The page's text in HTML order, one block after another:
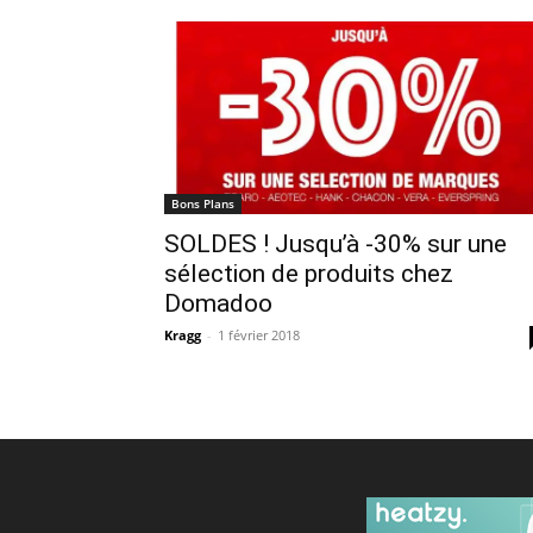
Bons Plans
SOLDES ! Jusqu’à -30% sur une
sélection de produits chez
Domadoo
Kragg - 1 février 2018